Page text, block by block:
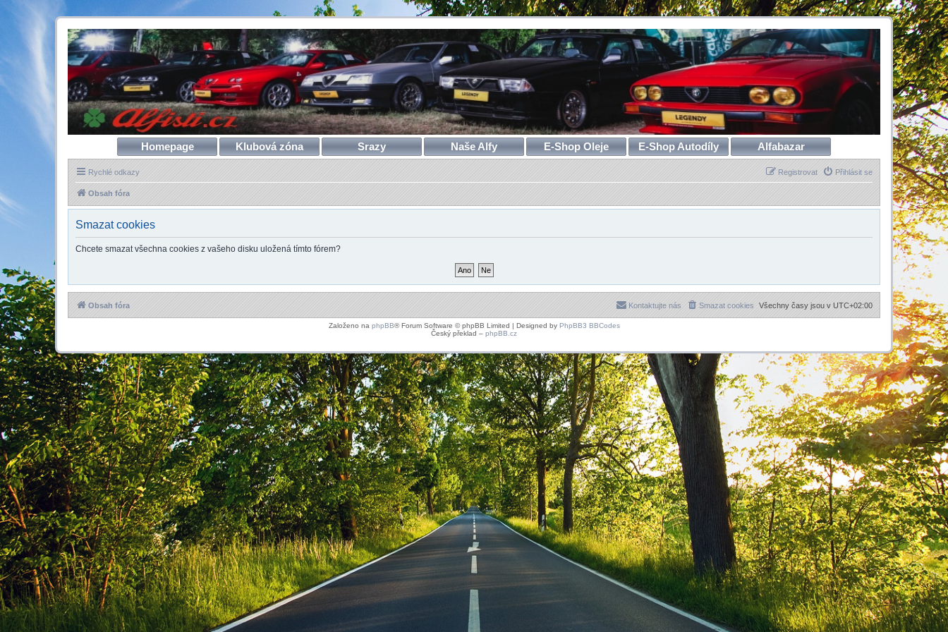
Homepage Klubová zóna Srazy Naše Alfy E-Shop Oleje E-Shop Autodíly Alfabazar
Rychlé odkazy Přihlásit se
Registrovat
Obsah fóra
Smazat cookies
Chcete smazat všechna cookies z vašeho disku uložená tímto fórem?
Obsah fóra Všechny časy jsou v UTC+02:00
Smazat cookies
Kontaktujte nás
Založeno na phpBB® Forum Software © phpBB Limited | Designed by PhpBB3 BBCodes
Český překlad – phpBB.cz